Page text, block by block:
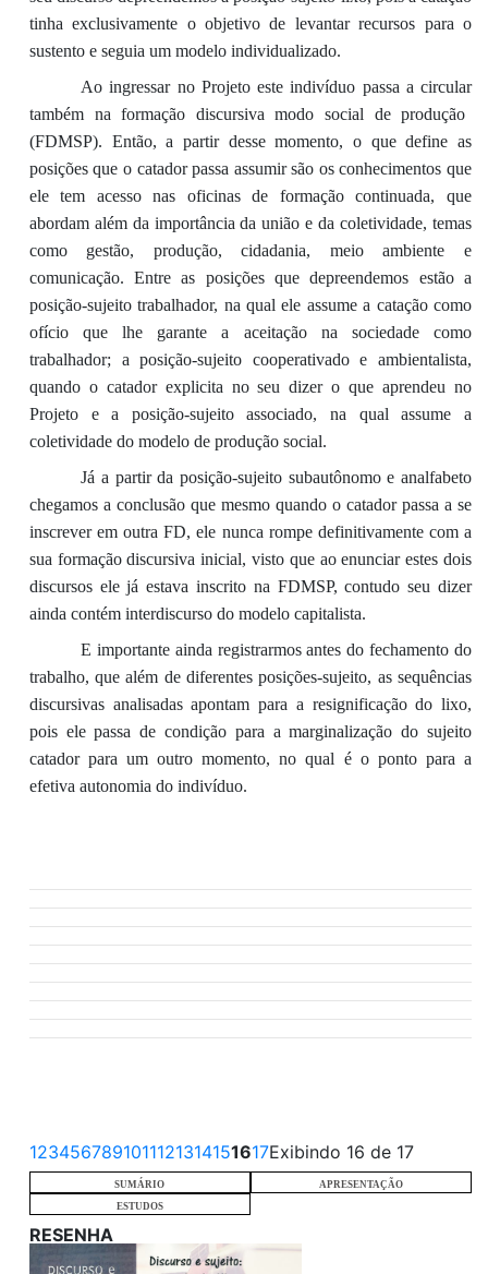
tinha exclusivamente o objetivo de levantar recursos para o
sustento e seguia um modelo individualizado.
Ao ingressar no Projeto este indivíduo passa a circular
tambémna formação discursiva modo social de produção
(FDMSP). Então, a partir desse momento, o que define as
posiçõesque o catador passa assumir são osconhecimentos que
eletem acessonas oficinas de formação continuada, que
abordamalém da importância da união e da coletividade, temas
como gestão, produção, cidadania, meio ambiente e
comunicação. Entre as posições que depreendemos estão a
posição-sujeito trabalhador, na qual ele assume a catação como
ofício que lhe garante a aceitação na sociedadecomo
trabalhador; a posição-sujeito cooperativado e ambientalista,
quando o catador explicita no seu dizer o que aprendeu no
Projeto ea posição-sujeito associado, na qual assume a
coletividade do modelo de produção social.
Já a partir da posição-sujeito subautônomo e analfabeto
chegamos a conclusão que mesmo quando o catador passa a se
inscrever em outra FD, ele nunca rompe definitivamente com a
sua formação discursiva inicial, visto que ao enunciar estes dois
discursos ele já estava inscrito na FDMSP, contudo seu dizer
ainda contém interdiscurso do modelocapitalista.
E importanteainda registrarmos antes do fechamento do
trabalho, que além dediferentes posições-sujeito, as sequências
discursivas analisadas apontam para a resignificação do lixo,
pois ele passa de condição para a marginalização do sujeito
catador para um outro momento, no qual é o ponto para a
efetiva autonomia do indivíduo.
1234567891011121314151617Exibindo 16 de 17
SUMÁRIO
APRESENTAÇÃO
ESTUDOS
RESENHA